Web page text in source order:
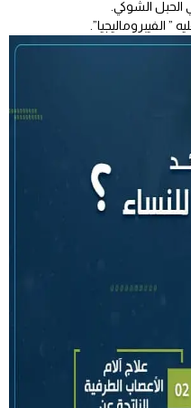
الحبل الشوكي.
” الفيبروماليجيا”.